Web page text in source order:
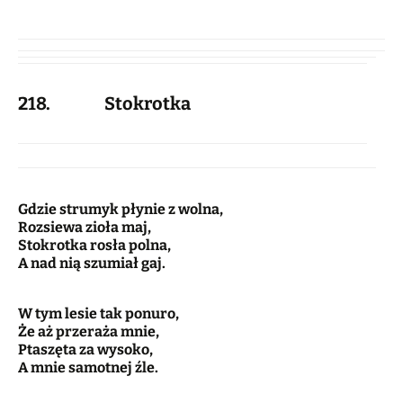
218. Stokrotka
Gdzie strumyk płynie z wolna,
Rozsiewa zioła maj,
Stokrotka rosła polna,
A nad nią szumiał gaj.
W tym lesie tak ponuro,
Że aż przeraża mnie,
Ptaszęta za wysoko,
A mnie samotnej źle.